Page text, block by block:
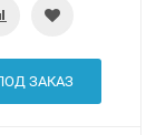
ЗАКАЗ